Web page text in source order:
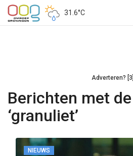
31.6°C
Adverteren? [3]
Berichten met
‘granuliet’
NIEUWS